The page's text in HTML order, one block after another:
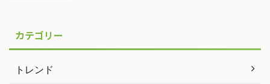
カテゴリー
トレンド